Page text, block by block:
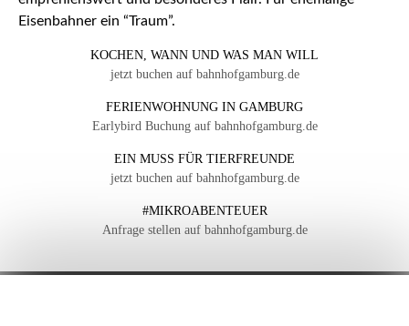
Eisenbahner ein “Traum”.
KOCHEN, WANN UND WAS MAN WILL
jetzt buchen auf bahnhofgamburg.de
FERIENWOHNUNG IN GAMBURG
Earlybird Buchung auf bahnhofgamburg.de
EIN MUSS FÜR TIERFREUNDE
jetzt buchen auf bahnhofgamburg.de
#MIKROABENTEUER
Anfrage stellen auf bahnhofgamburg.de